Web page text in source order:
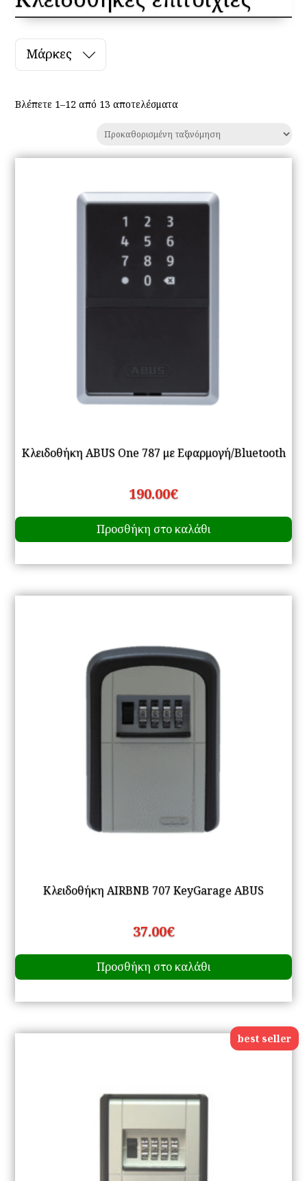
Μάρκες
Βλέπετε 1–12 από 13 αποτελέσματα
Κλειδοθήκη ABUS One 787 με Εφαρμογή/Bluetooth
190.00€
Προσθήκη στο καλάθι
Κλειδοθήκη AIRBNB 707 KeyGarage ABUS
37.00€
Προσθήκη στο καλάθι
best seller